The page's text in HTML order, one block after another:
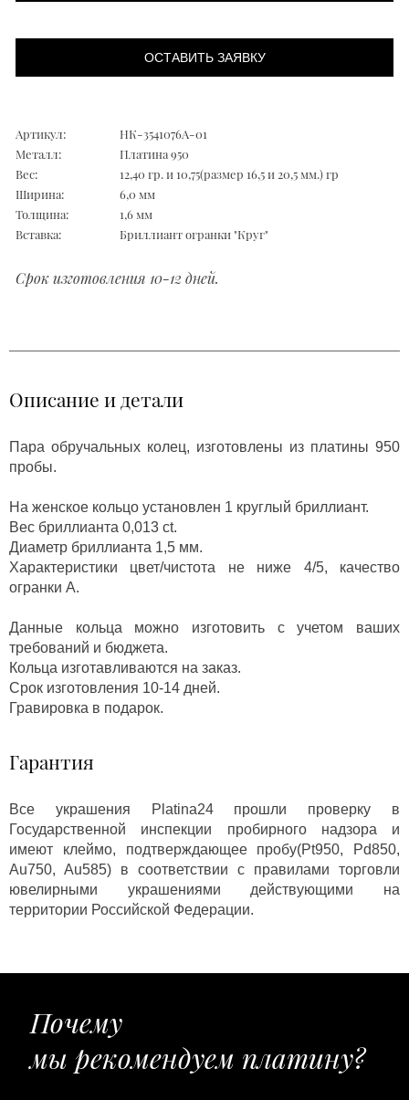
ОСТАВИТЬ ЗАЯВКУ
Артикул:
НК-3541076А-01
Металл:
Платина 950
Вес:
12,40 гр. и 10,75(размер 16,5 и 20,5 мм.) гр
Ширина:
6,0 мм
Толщина:
1,6 мм
Вставка:
Бриллиант огранки "Круг"
Срок изготовления 10-12 дней.
Описание и детали
Пара обручальных колец, изготовлены из платины 950
пробы.
На женское кольцо установлен 1 круглый бриллиант.
Вес бриллианта 0,013 ct.
Диаметр бриллианта 1,5 мм.
Характеристики цвет/чистота не ниже 4/5, качество
огранки А.
Данные кольца можно изготовить с учетом ваших
требований и бюджета.
Кольца изготавливаются на заказ.
Срок изготовления 10-14 дней.
Гравировка в подарок.
Гарантия
Все украшения Platina24 прошли проверку в
Государственной инспекции пробирного надзора и
имеют клеймо, подтверждающее пробу(Pt950, Pd850,
Au750, Au585) в соответствии с правилами торговли
ювелирными украшениями действующими на
территории Российской Федерации.
Почему
мы рекомендуем платину?